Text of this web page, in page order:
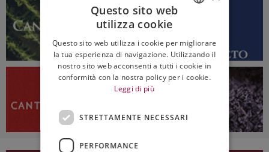
ENGLISH
Questo sito web
utilizza cookie
Questo sito web utilizza i cookie per migliorare
la tua esperienza di navigazione. Utilizzando il
nostro sito web acconsenti a tutti i cookie in
conformità con la nostra policy per i cookie.
Leggi di più
STRETTAMENTE NECESSARI
PERFORMANCE